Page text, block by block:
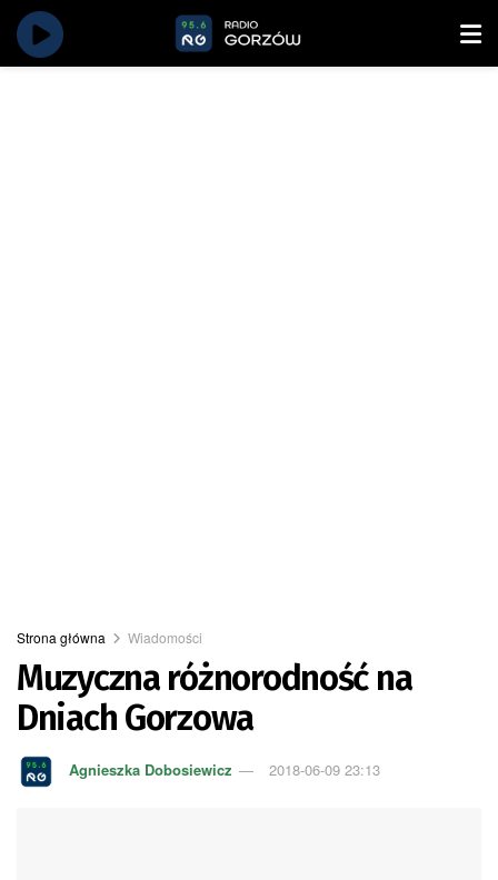
Strona główna Wiadomości
Muzyczna różnorodność na
Dniach Gorzowa
Agnieszka Dobosiewicz 2018-06-09 23:13